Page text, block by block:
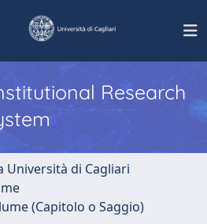
Research
Università di Cagliari
(Capitolo o Saggio)